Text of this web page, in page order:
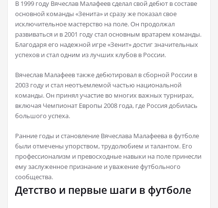
В 1999 году Вячеслав Малафеев сделал свой дебют в составе
основной команды «Зенита» и сразу же показал свое
исключительное мастерство на поле. Он продолжал
развиваться и в 2001 году стал основным вратарем команды.
Благодаря его надежной игре «Зенит» достиг значительных
успехов и стал одним из лучших клубов в России.
Вячеслав Малафеев также дебютировал в сборной России в
2003 году и стал неотъемлемой частью национальной
команды. Он принял участие во многих важных турнирах,
включая Чемпионат Европы 2008 года, где Россия добилась
большого успеха.
Ранние годы и становление Вячеслава Малафеева в футболе
были отмечены упорством, трудолюбием и талантом. Его
профессионализм и превосходные навыки на поле принесли
ему заслуженное признание и уважение футбольного
сообщества.
Детство и первые шаги в футболе